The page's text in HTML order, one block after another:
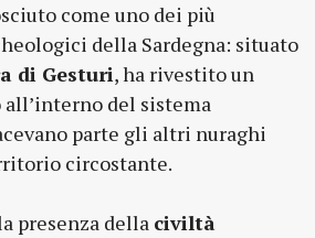
come uno dei più
della Sardegna: situato
di Gesturi, ha rivestito un
del sistema
parte gli altri nuraghi
circostante.
presenza della civiltà